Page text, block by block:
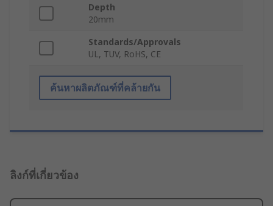
Depth
20mm
Standards/Approvals
UL, TUV, RoHS, CE
ค้นหาผลิตภัณฑ์ที่คล้ายกัน
ลิงก์ที่เกี่ยวข้อง